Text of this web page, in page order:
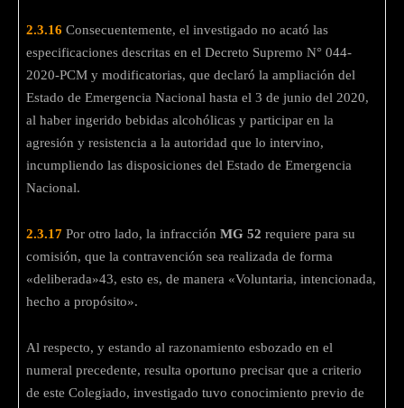
2.3.16 Consecuentemente, el investigado no acató las
especificaciones descritas en el Decreto Supremo N° 044-
2020-РСМ y modificatorias, que declaró la ampliación del
Estado de Emergencia Nacional hasta el 3 de junio del 2020,
al haber ingerido bebidas alcohólicas y participar en la
agresión y resistencia a la autoridad que lo intervino,
incumpliendo las disposiciones del Estado de Emergencia
Nacional.
2.3.17 Por otro lado, la infracción MG 52 requiere para su
comisión, que la contravención sea realizada de forma
«deliberada»43, esto es, de manera «Voluntaria, intencionada,
hecho a propósito».
Al respecto, y estando al razonamiento esbozado en el
numeral precedente, resulta oportuno precisar que a criterio
de este Colegiado, investigado tuvo conocimiento previo de